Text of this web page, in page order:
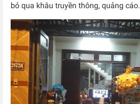
bỏ qua khâu truyền thông, quảng cáo.